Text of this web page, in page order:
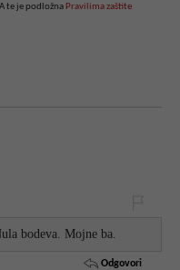
te je podložna Pravilima zaštite
bodeva. Mojne ba.
Odgovori